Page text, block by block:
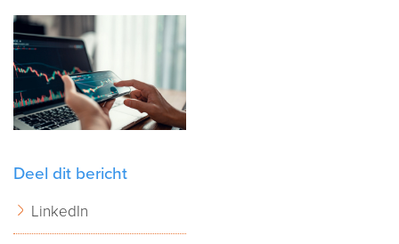
Deel dit bericht
LinkedIn